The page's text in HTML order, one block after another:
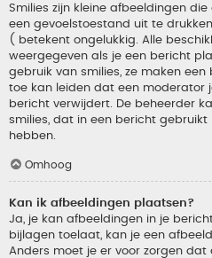
Smilies zijn kleine afbeeldingen
een gevoelstoestand uit te
( betekent ongelukkig. Alle
weergegeven als je een bericht
gebruik van smilies, ze maken
toe kan leiden dat een moderator
bericht verwijdert. De beheerder
smilies, dat in een bericht
hebben.
Omhoog
Kan ik afbeeldingen plaatsen?
Ja, je kan afbeeldingen in je
bijlagen toelaat, kan je een
Anders moet je er voor zorgen